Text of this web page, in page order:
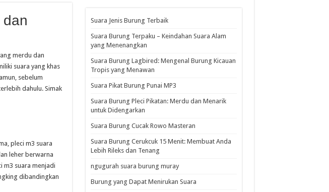
merdu dan
suara yang khas
sebelum
dahulu. Simak
pleci m3 suara
leher berwarna
m3 suara menjadi
dibandingkan
Suara Jenis Burung Terbaik
Suara Burung Terpaku – Keindahan Suara Alam
yang Menenangkan
Suara Burung Lagbired: Mengenal Burung Kicauan
Tropis yang Menawan
Suara Pikat Burung Punai MP3
Suara Burung Pleci Pikatan: Merdu dan Menarik
untuk Didengarkan
Suara Burung Cucak Rowo Masteran
Suara Burung Cerukcuk 15 Menit: Membuat Anda
Lebih Rileks dan Tenang
ngugurah suara burung muray
Burung yang Dapat Menirukan Suara